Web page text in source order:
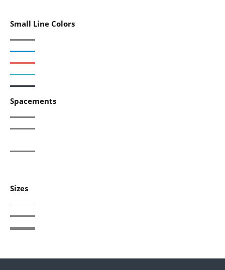
Small Line Colors
Spacements
Sizes